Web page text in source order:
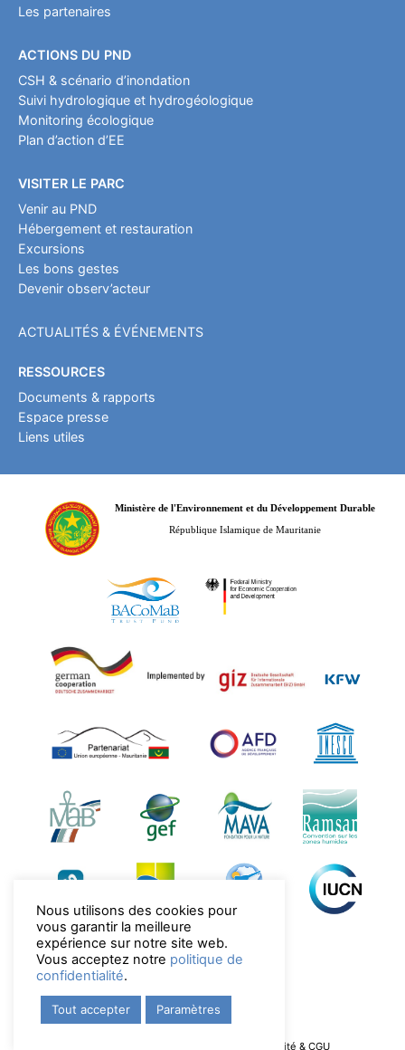
Les partenaires
ACTIONS DU PND
CSH & scénario d’inondation
Suivi hydrologique et hydrogéologique
Monitoring écologique
Plan d’action d’EE
VISITER LE PARC
Venir au PND
Hébergement et restauration
Excursions
Les bons gestes
Devenir observ’acteur
ACTUALITÉS & ÉVÉNEMENTS
RESSOURCES
Documents & rapports
Espace presse
Liens utiles
Ministère de l'Environnement et du Développement Durable
République Islamique de Mauritanie
Copyright © 2022 PND
Mentions légales, politique de confidentialité & CGU
Nous utilisons des cookies pour
vous garantir la meilleure
expérience sur notre site web.
Vous acceptez notre politique de
confidentialité.
Tout accepter Paramètres